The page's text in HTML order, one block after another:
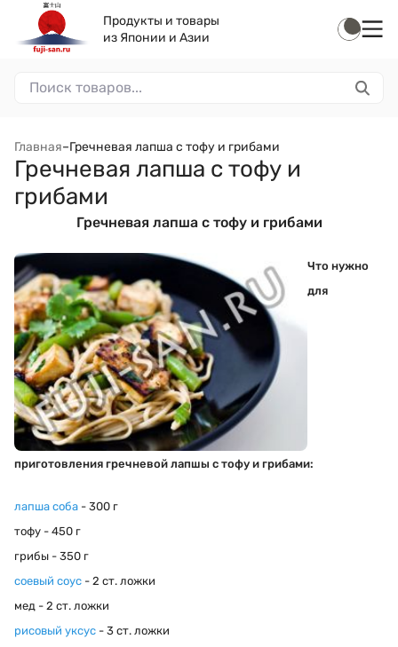
Продукты и товары
из Японии и Азии
Главная–Гречневая лапша с тофу и грибами
Гречневая лапша с тофу и
грибами
Гречневая лапша с тофу и грибами
Что нужно
для
приготовления гречневой лапшы с тофу и грибами:
лапша соба - 300 г
тофу - 450 г
грибы - 350 г
соевый соус - 2 ст. ложки
мед - 2 ст. ложки
рисовый уксус - 3 ст. ложки